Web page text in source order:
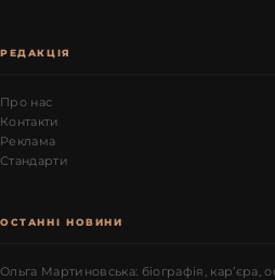
РЕДАКЦІЯ
Про нас
Контакти
Реклама
Стандарти
ОСТАННІ НОВИНИ
Ольга Мартиновська: біографія, кар’єра,